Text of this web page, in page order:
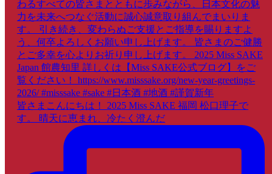
皆さまこんにちは！ 2025 Miss SAKE 福岡 松口理子で
す。 晴天に恵まれ、冷たく澄んだ